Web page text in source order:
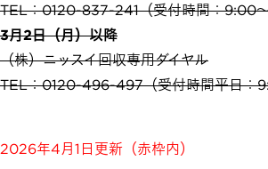
TEL：0120-837-241（受付時間：9:00
3月2日（月）以降
（株）ニッスイ回収専用ダイヤル
TEL：0120-496-497（受付時間平日：
2026年4月1日更新（赤枠内）